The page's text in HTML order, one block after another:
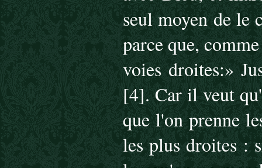
seul moyen de le
parce que,
voies droites:»
[4]. Car il veut
que l'on prenne
les plus droites :